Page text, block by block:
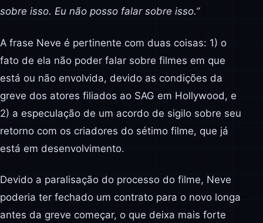
sobre isso. Eu não posso falar sobre isso.”
A frase Neve é pertinente com duas coisas: 1) o
fato de ela não poder falar sobre filmes em que
está ou não envolvida, devido as condições da
greve dos atores filiados ao SAG em Hollywood, e
2) a especulação de um acordo de sigilo sobre seu
retorno com os criadores do sétimo filme, que já
está em desenvolvimento.
Devido a paralisação do processo do filme, Neve
poderia ter fechado um contrato para o novo longa
antes da greve começar, o que deixa mais forte